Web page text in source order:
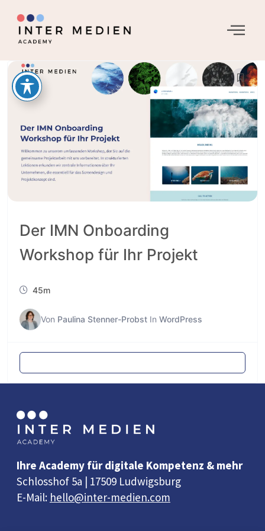
Der IMN Onboarding
Workshop für Ihr Projekt
45m
Von Paulina Stenner-Probst In WordPress
Ihre Academy für digitale Kompetenz & mehr
Schlosshof 5a | 17509 Ludwigsburg
E-Mail: hello@inter-medien.com